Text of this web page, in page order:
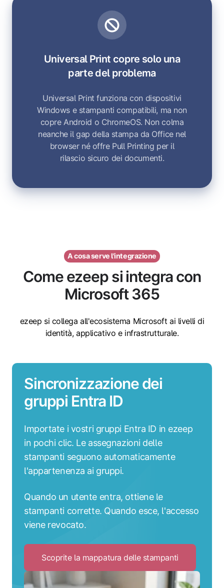
Universal Print copre solo una
parte del problema
Universal Print funziona con dispositivi
Windows e stampanti compatibili, ma non
copre Android o ChromeOS. Non colma
neanche il gap della stampa da Office nel
browser né offre Pull Printing per il
rilascio sicuro dei documenti.
A cosa serve l'integrazione
Come ezeep si integra con
Microsoft 365
ezeep si collega all'ecosistema Microsoft ai livelli di
identità, applicativo e infrastrutturale.
Sincronizzazione dei
gruppi Entra ID
Importate i vostri gruppi Entra ID in ezeep
in pochi clic. Le assegnazioni delle
stampanti seguono automaticamente
l'appartenenza ai gruppi.
Quando un utente entra, ottiene le
stampanti corrette. Quando esce, l'accesso
viene revocato.
Scoprite la mappatura delle stampanti
to
Scoprite